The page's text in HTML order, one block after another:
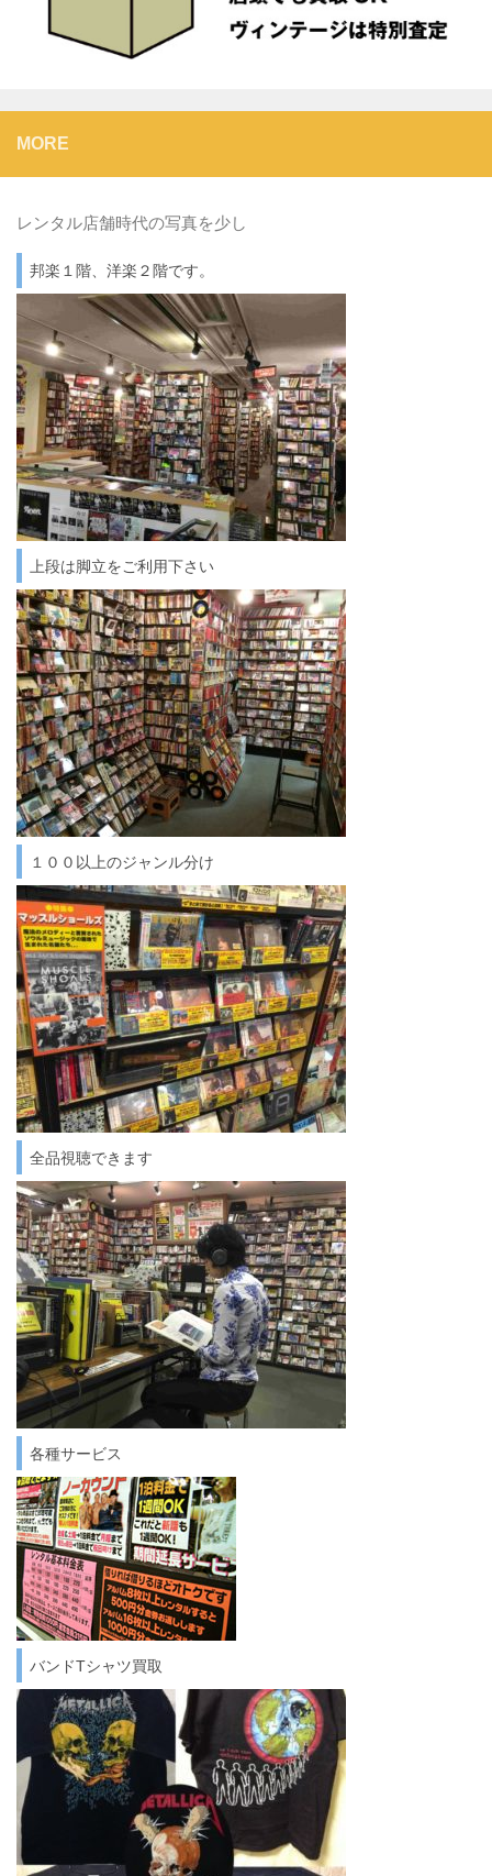
MORE
レンタル店舗時代の写真を少し
邦楽１階、洋楽２階です。
上段は脚立をご利用下さい
１００以上のジャンル分け
全品視聴できます
各種サービス
バンドTシャツ買取